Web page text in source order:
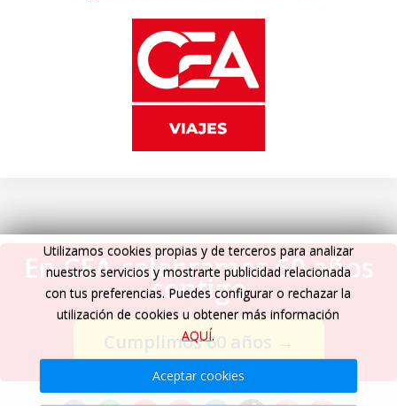
En CEA celebramos 60 años
contigo
Cumplimos 60 años →
Utilizamos cookies propias y de terceros para analizar
nuestros servicios y mostrarte publicidad relacionada
con tus preferencias. Puedes configurar o rechazar la
utilización de cookies u obtener más información
AQUÍ.
Aceptar cookies